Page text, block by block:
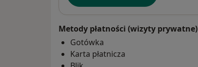
Metody płatności (wizyty prywatne)
Gotówka
Karta płatnicza